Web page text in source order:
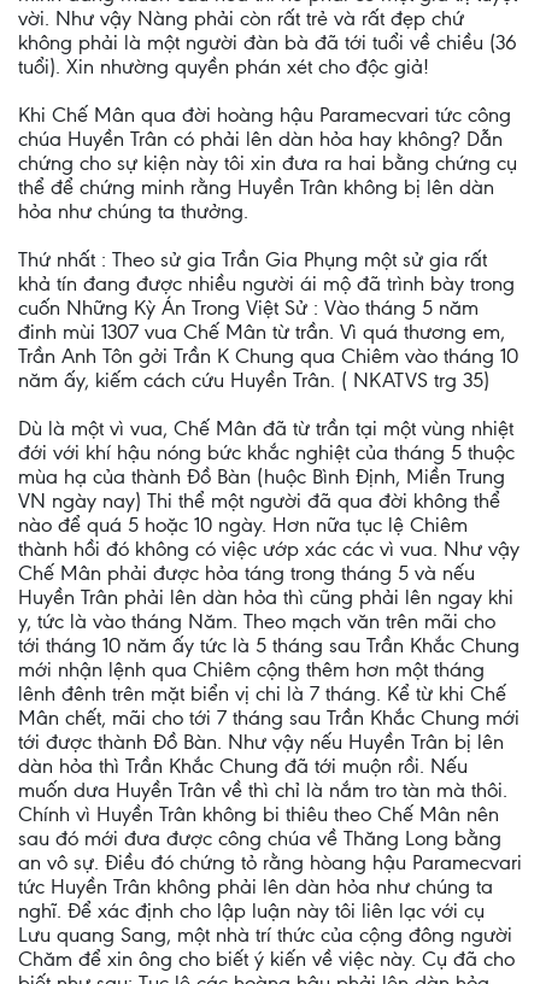
vời. Như vậy Nàng phải còn rất trẻ và rất đẹp chứ
không phải là một người đàn bà đã tới tuổi về chiều (36
tuổi). Xin nhường quyền phán xét cho độc giả!
Khi Chế Mân qua đời hoàng hậu Paramecvari tức công
chúa Huyền Trân có phải lên dàn hỏa hay không? Dẫn
chứng cho sự kiện này tôi xin đưa ra hai bằng chứng cụ
thể để chứng minh rằng Huyền Trân không bị lên dàn
hỏa như chúng ta thưởng.
Thứ nhất : Theo sử gia Trần Gia Phụng một sử gia rất
khả tín đang được nhiều người ái mộ đã trình bày trong
cuốn Những Kỳ Án Trong Việt Sử : Vào tháng 5 năm
đinh mùi 1307 vua Chế Mân từ trần. Vì quá thương em,
Trần Anh Tôn gởi Trần K Chung qua Chiêm vào tháng 10
năm ấy, kiếm cách cứu Huyền Trân. ( NKATVS trg 35)
Dù là một vì vua, Chế Mân đã từ trần tại một vùng nhiệt
đới với khí hậu nóng bức khắc nghiệt của tháng 5 thuộc
mùa hạ của thành Đồ Bàn (huộc Bình Định, Miền Trung
VN ngày nay) Thi thể một người đã qua đời không thể
nào để quá 5 hoặc 10 ngày. Hơn nữa tục lệ Chiêm
thành hồi đó không có việc ướp xác các vì vua. Như vậy
Chế Mân phải được hỏa táng trong tháng 5 và nếu
Huyền Trân phải lên dàn hỏa thì cũng phải lên ngay khi
y, tức là vào tháng Năm. Theo mạch văn trên mãi cho
tới tháng 10 năm ấy tức là 5 tháng sau Trần Khắc Chung
mới nhận lệnh qua Chiêm cộng thêm hơn một tháng
lênh đênh trên mặt biển vị chi là 7 tháng. Kể từ khi Chế
Mân chết, mãi cho tới 7 tháng sau Trần Khắc Chung mới
tới được thành Đồ Bàn. Như vậy nếu Huyền Trân bị lên
dàn hỏa thì Trần Khắc Chung đã tới muộn rồi. Nếu
muốn dưa Huyền Trân về thì chỉ là nắm tro tàn mà thôi.
Chính vì Huyền Trân không bi thiêu theo Chế Mân nên
sau đó mới đưa được công chúa về Thăng Long bằng
an vô sự. Điều đó chứng tỏ rằng hòang hậu Paramecvari
tức Huyền Trân không phải lên dàn hỏa như chúng ta
nghĩ. Để xác định cho lập luận này tôi liên lạc với cụ
Lưu quang Sang, một nhà trí thức của cộng đông người
Chăm để xin ông cho biết ý kiến về việc này. Cụ đã cho